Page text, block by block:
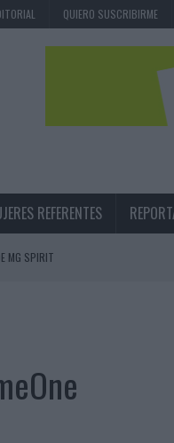
QUIERO SUSCRIBIRME
REFERENTES
MG SPIRIT
EN EL ORIGEN BARCELONÉS
DE MARCA EN IBIZA